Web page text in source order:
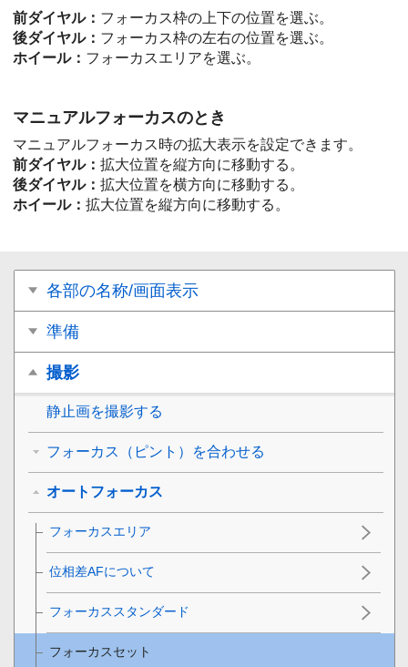
前ダイヤル： フォーカス枠の上下の位置を選ぶ。
後ダイヤル： フォーカス枠の左右の位置を選ぶ。
ホイール： フォーカスエリアを選ぶ。
マニュアルフォーカスのとき
マニュアルフォーカス時の拡大表示を設定できます。
前ダイヤル： 拡大位置を縦方向に移動する。
後ダイヤル： 拡大位置を横方向に移動する。
ホイール： 拡大位置を縦方向に移動する。
各部の名称/画面表示
準備
撮影
静止画を撮影する
フォーカス（ピント）を合わせる
オートフォーカス
フォーカスエリア
位相差AFについて
フォーカススタンダード
フォーカスセット